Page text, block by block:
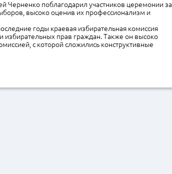
Черненко поблагодарил участников церемонии за
высоко оценив их профессионализм и
годы краевая избирательная комиссия
прав граждан. Также он высоко
с которой сложились конструктивные